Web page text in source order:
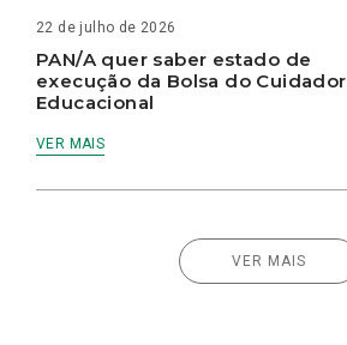
22 de julho de 2026
PAN/A quer saber estado de
execução da Bolsa do Cuidador
Educacional
VER MAIS
VER MAIS